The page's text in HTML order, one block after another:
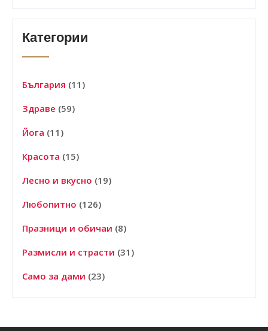
Категории
България (11)
Здраве (59)
Йога (11)
Красота (15)
Лесно и вкусно (19)
Любопитно (126)
Празници и обичаи (8)
Размисли и страсти (31)
Само за дами (23)